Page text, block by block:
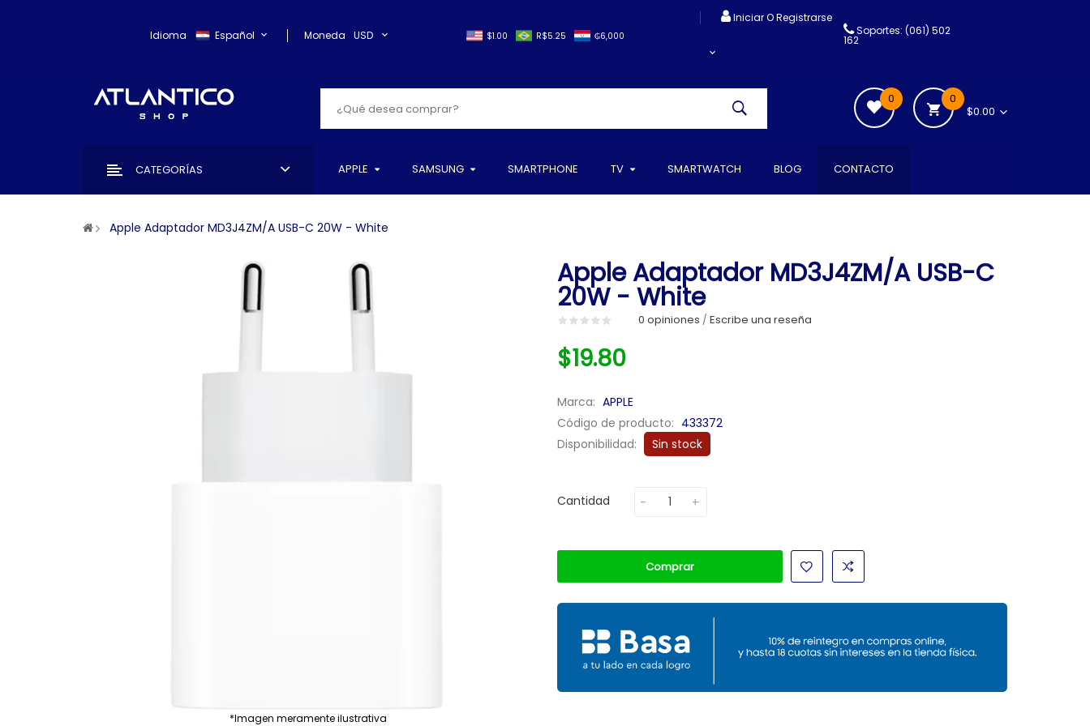
Idioma Español Moneda USD $1.00 ₲6,000
R$5.25
Iniciar O Registrarse
Soportes: (061) 502
162
0
$0.00
0
CATEGORÍAS APPLE SAMSUNG SMARTPHONE TV SMARTWATCH BLOG CONTACTO
Apple Adaptador MD3J4ZM/A USB-C 20W - White
*Imagen meramente ilustrativa
Apple Adaptador MD3J4ZM/A USB-C
20W - White
0 opiniones / Escribe una reseña
$19.80
Marca: APPLE
Código de producto: 433372
Disponibilidad:
Sin stock
Cantidad
Comprar